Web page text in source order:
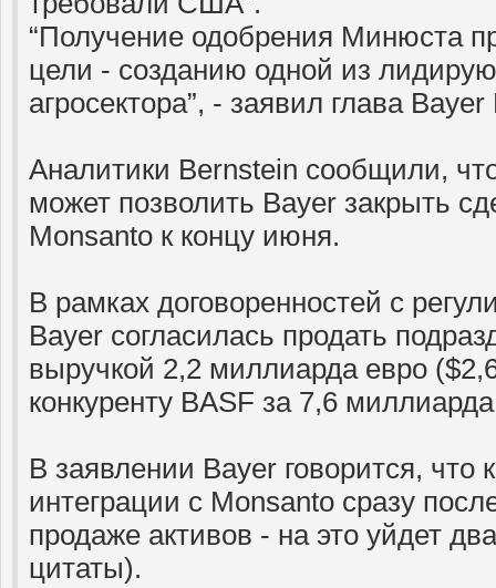
“Получение одобрения Минюста
цели - созданию одной из
агросектора”, - заявил глава
Аналитики Bernstein сообщили,
может позволить Bayer закрыть
Monsanto к концу июня.
В рамках договоренностей с
Bayer согласилась продать
выручкой 2,2 миллиарда евро
конкуренту BASF за 7,6
В заявлении Bayer говорится, что
интеграции с Monsanto сразу
продаже активов - на это уйдет
цитаты).